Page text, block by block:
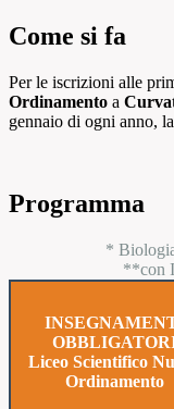
Come si fa
Per le iscrizioni alle
Ordinamento a
gennaio di ogni anno,
Programma
*
**con
Liceo Scientifico
Ordinamento